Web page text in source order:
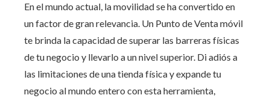
En el mundo actual, la movilidad se ha convertido en
un factor de gran relevancia. Un Punto de Venta móvil
te brinda la capacidad de superar las barreras físicas
de tu negocio y llevarlo a un nivel superior. Di adiós a
las limitaciones de una tienda física y expande tu
negocio al mundo entero con esta herramienta,